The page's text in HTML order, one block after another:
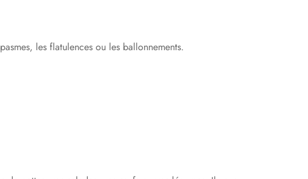
les flatulences ou les ballonnements.